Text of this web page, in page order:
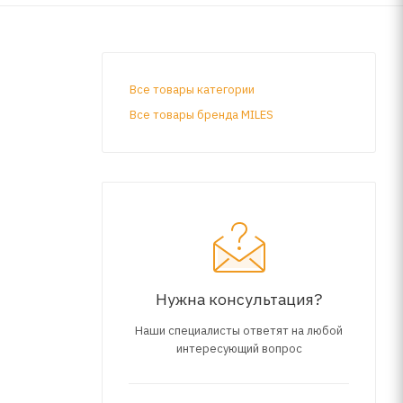
Все товары категории
Все товары бренда MILES
Нужна консультация?
Наши специалисты ответят на любой
интересующий вопрос